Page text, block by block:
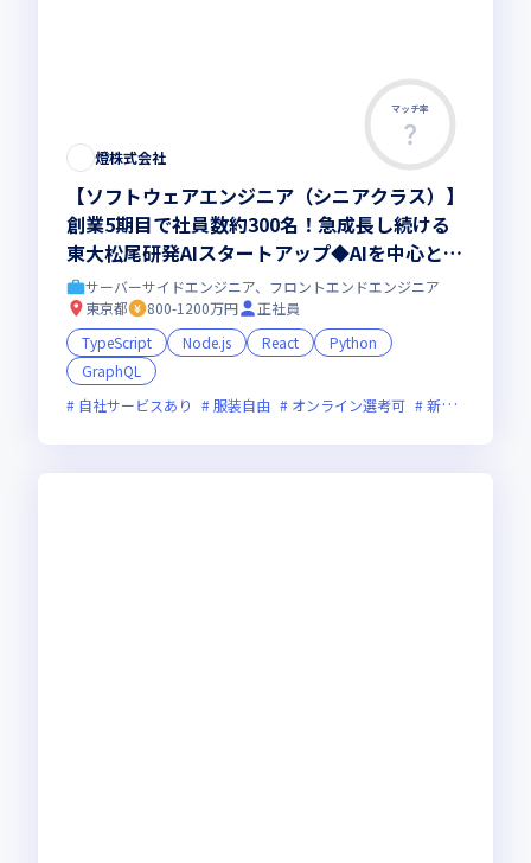
マッチ率
燈株式会社
【ソフトウェアエンジニア（シニアクラス）】
創業5期目で社員数約300名！急成長し続ける
東大松尾研発AIスタートアップ◆AIを中心とす
る最先端テクノロジーを提供／燈株式会社
サーバーサイドエンジニア、フロントエンドエンジニア
東京都
800-1200万円
正社員
TypeScript
Node.js React
Python
GraphQL
自社サービスあり
服装自由 オンライン選考可 新規立ち上げ